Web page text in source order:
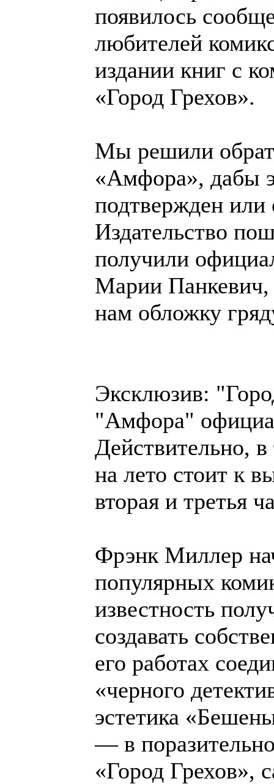
появилось
любителей
издании книг с
«Город Грехов».
Мы решили
«Амфора», дабы
подтвержден или
Издательство
получили
Марии Панкевич,
нам обложку
Эксклюзив:
"Амфора"
Действительно,
на лето стоит к
вторая и третья
Фрэнк Миллер
популярных
известность
создавать
его работах
«черного
эстетика
— в
«Город Грехов»,